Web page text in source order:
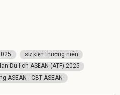
sự kiện thường niên
Du lịch ASEAN (ATF) 2025
ASEAN - CBT ASEAN